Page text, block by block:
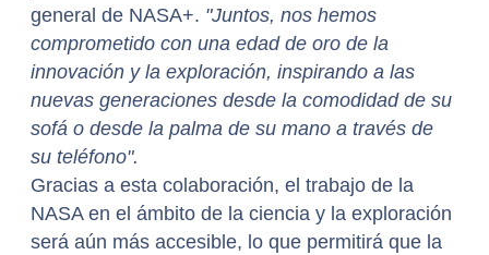
general de NASA+. "Juntos, nos hemos
comprometido con una edad de oro de la
innovación y la exploración, inspirando a las
nuevas generaciones desde la comodidad de su
sofá o desde la palma de su mano a través de
su teléfono".
Gracias a esta colaboración, el trabajo de la
NASA en el ámbito de la ciencia y la exploración
será aún más accesible, lo que permitirá que la